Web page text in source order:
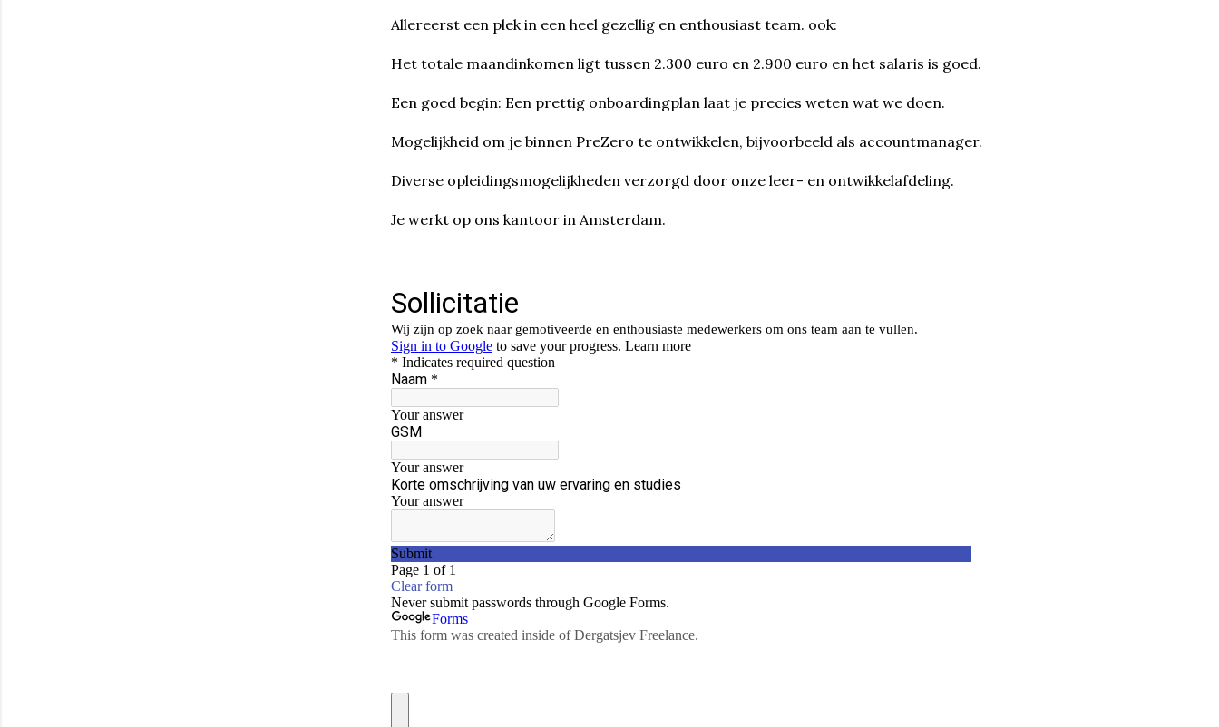
Allereerst een plek in een heel gezellig en enthousiast team. ook:
Het totale maandinkomen ligt tussen 2.300 euro en 2.900 euro en het salaris is goed.
Een goed begin: Een prettig onboardingplan laat je precies weten wat we doen.
Mogelijkheid om je binnen PreZero te ontwikkelen, bijvoorbeeld als accountmanager.
Diverse opleidingsmogelijkheden verzorgd door onze leer- en ontwikkelafdeling.
Je werkt op ons kantoor in Amsterdam.